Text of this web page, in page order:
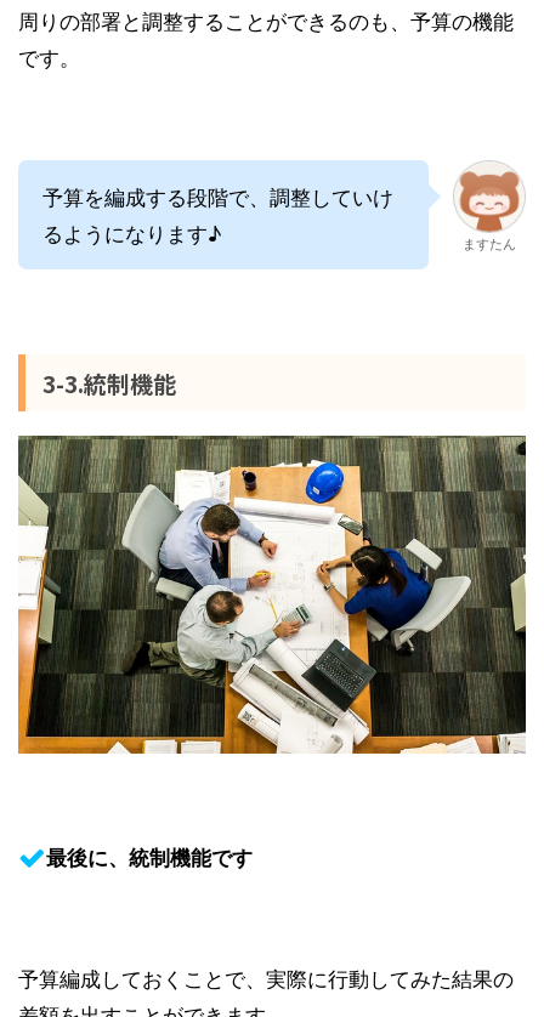
周りの部署と調整することができるのも、予算の機能
です。
予算を編成する段階で、調整していけ
るようになります♪
ますたん
3-3.統制機能
最後に、統制機能です
予算編成しておくことで、実際に行動してみた結果の